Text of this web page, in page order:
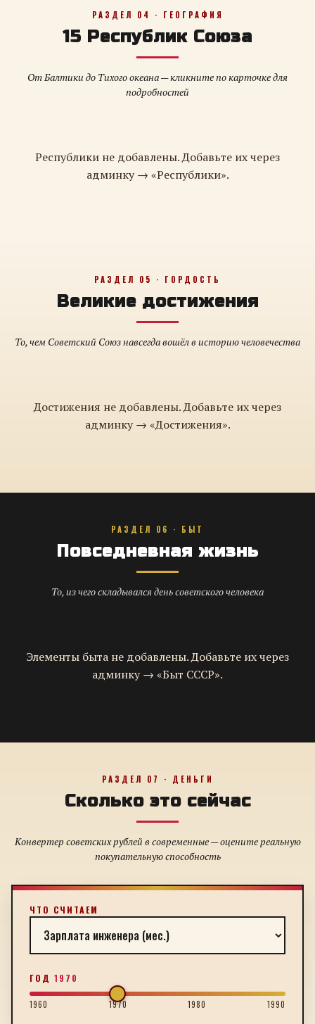
РАЗДЕЛ 04 · ГЕОГРАФИЯ
15 Республик Союза
От Балтики до Тихого океана — кликните по карточке для
подробностей
Республики не добавлены. Добавьте их через
админку → «Республики».
РАЗДЕЛ 05 · ГОРДОСТЬ
Великие достижения
То, чем Советский Союз навсегда вошёл в историю человечества
Достижения не добавлены. Добавьте их через
админку → «Достижения».
РАЗДЕЛ 06 · БЫТ
Повседневная жизнь
То, из чего складывался день советского человека
Элементы быта не добавлены. Добавьте их через
админку → «Быт СССР».
РАЗДЕЛ 07 · ДЕНЬГИ
Сколько это сейчас
Конвертер советских рублей в современные — оцените реальную
покупательную способность
ЧТО СЧИТАЕМ
ГОД 1970
1960 1970 1980 1990